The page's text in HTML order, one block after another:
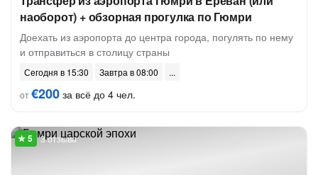
наоборот) + обзорная прогулка по Гюмри
Доехать из аэропорта до центра города, погулять по нему
и отправиться в столицу страны
Сегодня в 15:30
Завтра в 08:00
от€200 за всё до 4 чел.
3 отзыва